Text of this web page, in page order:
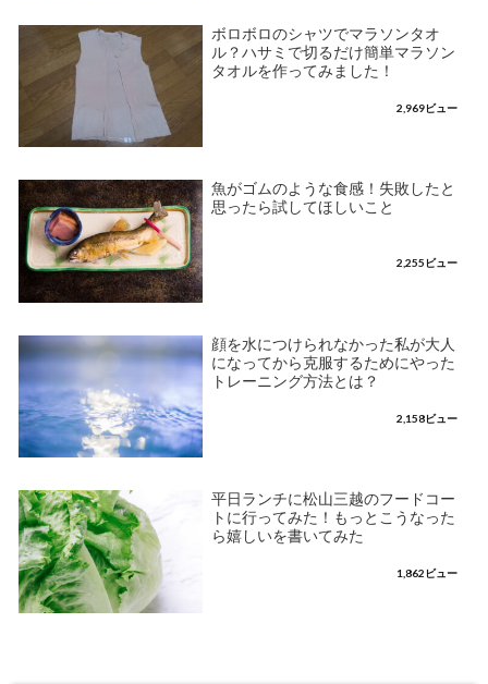
ボロボロのシャツでマラソンタオ
ル？ハサミで切るだけ簡単マラソン
タオルを作ってみました！
2,969ビュー
魚がゴムのような食感！失敗したと
思ったら試してほしいこと
2,255ビュー
顔を水につけられなかった私が大人
になってから克服するためにやった
トレーニング方法とは？
2,158ビュー
平日ランチに松山三越のフードコー
トに行ってみた！もっとこうなった
ら嬉しいを書いてみた
1,862ビュー